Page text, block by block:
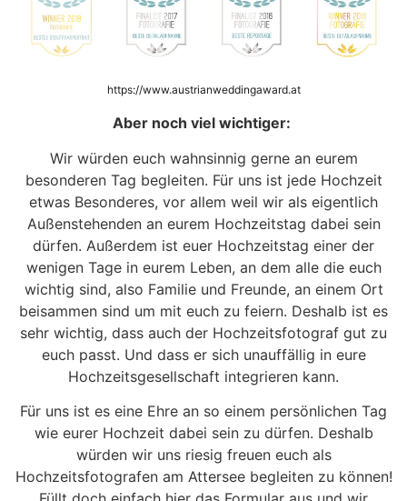
https://www.austrianweddingaward.at
Aber noch viel wichtiger:
Wir würden euch wahnsinnig gerne an eurem
besonderen Tag begleiten. Für uns ist jede Hochzeit
etwas Besonderes, vor allem weil wir als eigentlich
Außenstehenden an eurem Hochzeitstag dabei sein
dürfen. Außerdem ist euer Hochzeitstag einer der
wenigen Tage in eurem Leben, an dem alle die euch
wichtig sind, also Familie und Freunde, an einem Ort
beisammen sind um mit euch zu feiern. Deshalb ist es
sehr wichtig, dass auch der Hochzeitsfotograf gut zu
euch passt. Und dass er sich unauffällig in eure
Hochzeitsgesellschaft integrieren kann.
Für uns ist es eine Ehre an so einem persönlichen Tag
wie eurer Hochzeit dabei sein zu dürfen. Deshalb
würden wir uns riesig freuen euch als
Hochzeitsfotografen am Attersee begleiten zu können!